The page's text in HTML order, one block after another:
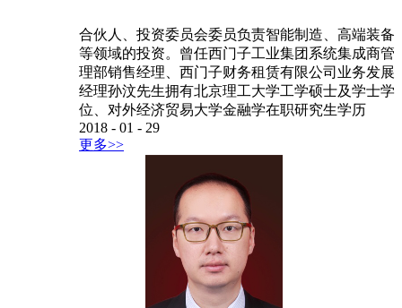
合伙人、投资委员会委员负责智能制造、高端装备
等领域的投资。曾任西门子工业集团系统集成商管
理部销售经理、西门子财务租赁有限公司业务发展
经理孙汶先生拥有北京理工大学工学硕士及学士学
位、对外经济贸易大学金融学在职研究生学历
2018 - 01 - 29
更多>>